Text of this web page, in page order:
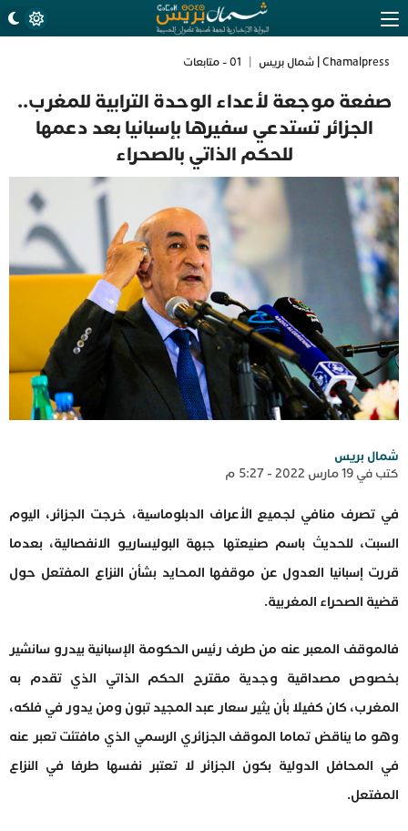
Chamalpress | شمال بريس 01 - متابعات
صفعة موجعة لأعداء الوحدة الترابية للمغرب..
الجزائر تستدعي سفيرها بإسبانيا بعد دعمها
للحكم الذاتي بالصحراء
شمال بريس
كتب في 19 مارس 2022 - 5:27 م
في تصرف منافي لجميع الأعراف الدبلوماسية، خرجت الجزائر، اليوم
السبت، للحديث باسم صنيعتها جبهة البوليساريو الانفصالية، بعدما
قررت إسبانيا العدول عن موقفها المحايد بشأن النزاع المفتعل حول
قضية الصحراء المغربية.
فالموقف المعبر عنه من طرف رئيس الحكومة الإسبانية بيدرو سانشير
بخصوص مصداقية وجدية مقترح الحكم الذاتي الذي تقدم به
المغرب، كان كفيلا بأن يثير سعار عبد المجيد تبون ومن يدور في فلكه،
وهو ما يناقض تماما الموقف الجزائري الرسمي الذي مافتئت تعبر عنه
في المحافل الدولية بكون الجزائر لا تعتبر نفسها طرفا في النزاع
المفتعل.